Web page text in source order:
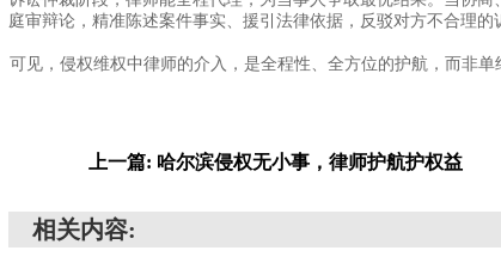
庭审辩论，精准陈述案件事实、援引法律依据，反驳对方不合理
可见，侵权维权中律师的介入，是全程性、全方位的护航，而非
上一篇: 哈尔滨侵权无小事，律师护航护权益
相关内容: